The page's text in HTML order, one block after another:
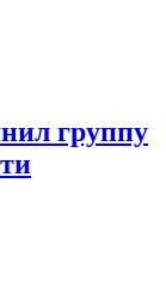
группу